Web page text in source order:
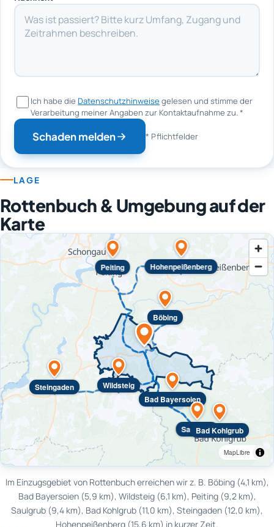
Ich habe die Datenschutzhinweise gelesen und stimme der
Verarbeitung meiner Angaben zur Kontaktaufnahme zu.*
Schaden melden * Pflichtfelder
LAGE
Rottenbuch & Umgebung auf der
Karte
Böbing
Wildsteig
Bad Bayersoien
Peiting Hohenpeißenberg
Saulgrub
Steingaden
Bad Kohlgrub
MapLibre
Im Einzugsgebiet von Rottenbuch erreichen wir z. B. Böbing (4,1 km),
Bad Bayersoien (5,9 km), Wildsteig (6,1 km), Peiting (9,2 km),
Saulgrub (9,4 km), Bad Kohlgrub (11,0 km), Steingaden (12,0 km),
Hohenpeißenberg (15,6 km) in kurzer Zeit.